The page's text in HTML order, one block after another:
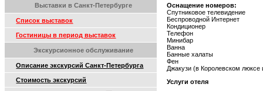
Выставки в Санкт-Петербурге
Список выставок
Гостиницы в период выставок
Экскурсионное обслуживание
Описание экскурсий Санкт-Петербурга
Стоимость экскурсий
Оснащение номеров:
Спутниковое телевидение
Беспроводной Интернет
Кондиционер
Телефон
Минибар
Ванна
Банные халаты
Фен
Джакузи (в Королевском люксе
Услуги отеля